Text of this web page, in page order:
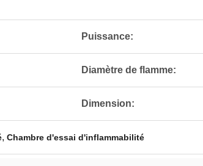
Puissance:
Diamètre de flamme:
Dimension:
, Chambre d'essai d'inflammabilité